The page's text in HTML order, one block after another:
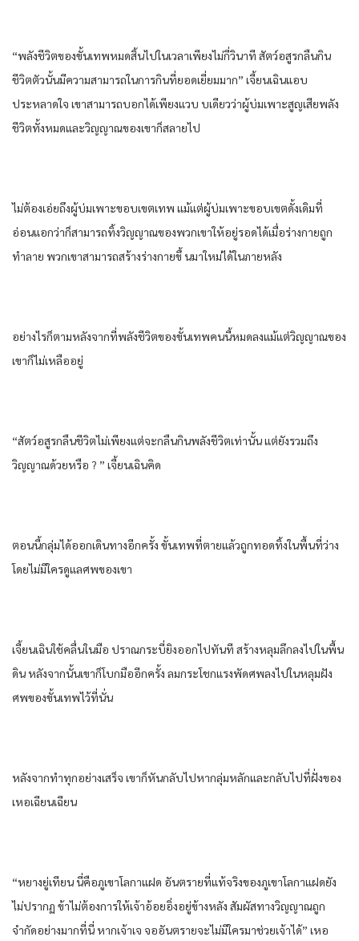
“พลัง​ชีวิต​ของ​ขั้น​เทพ​หมดสิ้น​ไปใน​เวลา​เพียง​ไม่กี่​วินาที​ สัตว์​อสูร​กลืน​กิน​
ชีวิต​ตัว​นั้น​มีความสามารถ​ใน​การ​กินที่​ยอดเยี่ยม​มาก​” เจี้ยนเฉิน​แอบ​
ประหลาดใจ​ เขา​สามารถ​บอก​ได้​เพียง​แวบ บเดียว​ว่า​ผู้​บ่ม​เพาะ​สูญเสีย​พลัง​
ชีวิต​ทั้งหมด​และ​วิญญาณ​ของ​เขา​ก็​สลาย​ไป
ไม่ต้อง​เอ่ยถึง​ผู้​บ่ม​เพาะ​ขอบเขต​เทพ​ แม้แต่​ผู้​บ่ม​เพาะ​ขอบเขต​ดั้งเดิม​ที่​
อ่อนแอ​กว่า​ก็​สามารถ​ทิ้ง​วิญญาณ​ของ​พวกเขา​ให้​อยู่รอด​ได้​เมื่อ​ร่างกาย​ถูก​
ทำลาย​ พวกเขา​สามารถ​สร้าง​ร่างกาย​ขึ้ น​มาใหม่​ได้​ใน​ภายหลัง​
อย่างไรก็ตาม​หลังจากที่​พลัง​ชีวิต​ของ​ขั้น​เทพ​คน​นี้​หมด​ลง​แม้แต่​วิญญาณ​ของ​
เขา​ก็​ไม่เหลืออยู่​
“สัตว์​อสูร​กลืน​ชีวิต​ไม่เพียงแต่​จะกลืน​กิน​พลัง​ชีวิต​เท่านั้น​ แต่​ยัง​รวมถึง​
วิญญาณ​ด้วย​หรือ​ ? ” เจี้ยนเฉิน​คิด​
ตอนนี้​กลุ่ม​ได้​ออกเดินทาง​อีกครั้ง​ ขั้น​เทพ​ที่​ตาย​แล้ว​ถูก​ทอดทิ้ง​ใน​พื้น​ที่ว่าง​
โดย​ไม่มีใคร​ดูแล​ศพ​ของ​เขา​
เจี้ยนเฉิน​ใช้คลื่น​ใน​มือ​ ปราณ​กระบี่​ยิง​ออก​ไปทันที​ สร้าง​หลุม​ลึก​ลง​ไปใน​พื้น
ดิน​ หลังจากนั้น​เขา​ก็​โบกมือ​อีกครั้ง​ ลมกระโชก​แรง​พัด​ศพ​ลง​ไปใน​หลุมฝัง
ศพ​ของ​ขั้น​เทพ​ไว้​ที่นั่น​
หลังจาก​ทำ​ทุกอย่าง​เสร็จ​ เขา​ก็​หันกลับ​ไปหา​กลุ่ม​หลัก​และ​กลับ​ไปที่​ฝั่งของ​
เห​อเฉียนเฉียน​
“หยาง​ยู่​เทียน​ นี่​คือ​ภูเขา​โลกา​แฝด​ อันตราย​ที่​แท้จริง​ของ​ภูเขา​โลกา​แฝด​ยัง​
ไม่ปรากฏ​ ข้า​ไม่ต้องการ​ให้​เจ้าอ้อยอิ่ง​อยู่​ข้างหลัง​ สัมผัส​ทาง​วิญญาณ​ถูก​
จำกัด​อย่าง​มาก​ที่นี่​ หาก​เจ้าเจ จอ​อันตราย​จะไม่มีใคร​มาช่วย​เจ้าได้​” เห​อ